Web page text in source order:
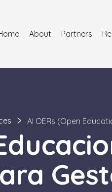
About Partners
AI OERs (Open